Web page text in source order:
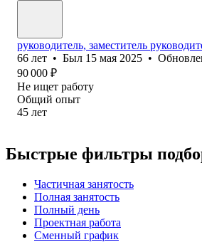
руководитель, заместитель
66 лет • Был 15 мая 2025 •
90 000 ₽
Не ищет работу
Общий опыт
45 лет
Быстрые фильтры
Частичная занятость
Полная занятость
Полный день
Проектная работа
Сменный график